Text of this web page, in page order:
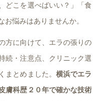
どこを選べばいい？」「食
悩みはありませんか。
方に向けて、エラの張りの
続・注意点、クリニック選
まとめました。 横浜でエラ
膚科歴２０年で確かな技術